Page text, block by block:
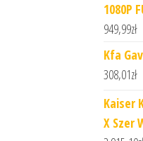
1080P
949,99zł
Kfa
308,01zł
Kaiser
X Szer